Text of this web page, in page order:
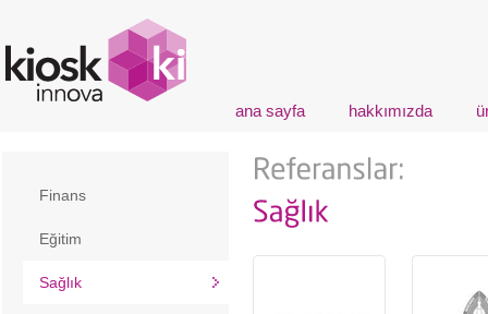
ana sayfa hakkımızda
Finans
Eğitim
Sağlık